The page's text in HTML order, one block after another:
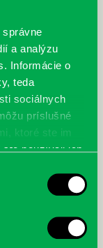
správne
a analýzu
Informácie o
teda
sociálnych
príslušné
ktoré ste im
používali ich